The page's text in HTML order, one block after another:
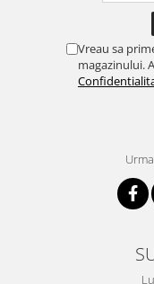
Vreau sa
magazinului.